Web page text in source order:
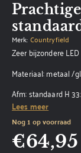
Merk: Countryfield
Zeer bijzondere
Materiaal: metaal /
Afm: standaard H
Lees meer
Nog 1 op voorraad
€64,95